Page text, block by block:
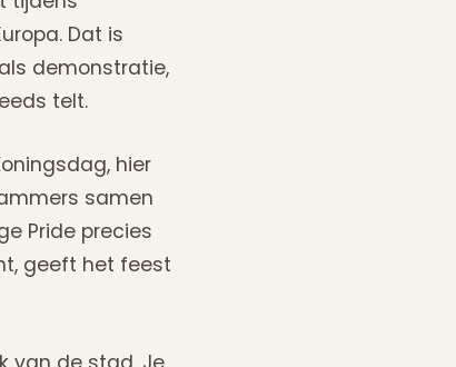
Dat is
demonstratie,
telt.
hier
samen
Pride precies
geeft het feest